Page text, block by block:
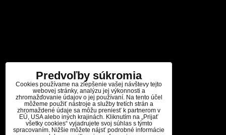
Predvoľby súkromia
Cookies používame na zlepšenie vašej návštevy tejto
webovej stránky, analýzu jej výkonnosti a
zhromažďovanie údajov o jej používaní. Na tento účel
môžeme použiť nástroje a služby tretích strán a
zhromaždené údaje sa môžu preniesť k partnerom v
EÚ, USA alebo iných krajinách. Kliknutím na „Prijať
všetky cookies“ vyjadrujete svoj súhlas s týmto
spracovaním. Nižšie môžete nájsť podrobné informácie